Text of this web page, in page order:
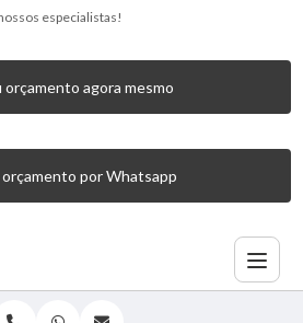
especialistas!
orçamento agora mesmo
orçamento por Whatsapp